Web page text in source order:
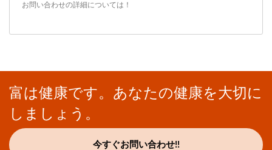
お問い合わせの詳細については！
富は健康です。あなたの健康を大切に
しましょう。
今すぐお問い合わせ!!